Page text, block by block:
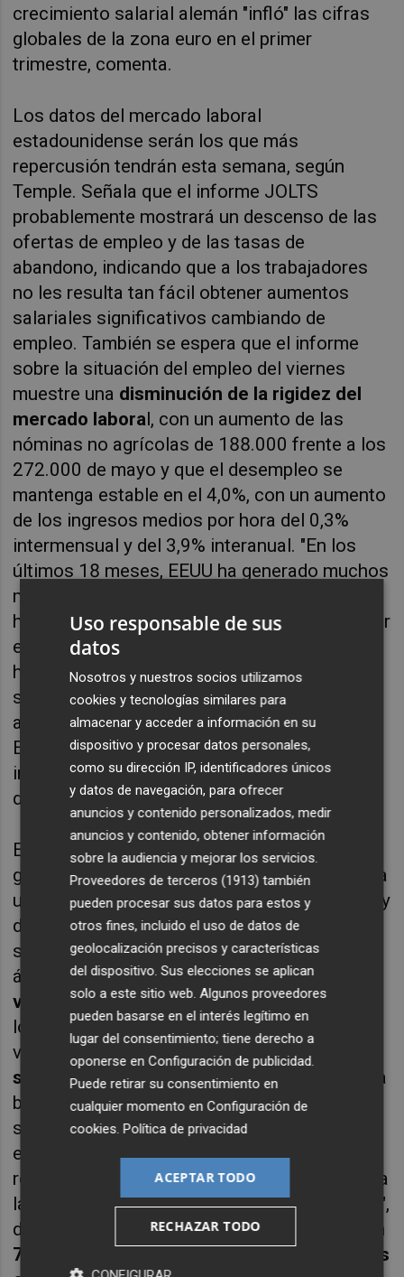
crecimiento salarial alemán "infló" las cifras
globales de la zona euro en el primer
trimestre, comenta.
Los datos del mercado laboral
estadounidense serán los que más
repercusión tendrán esta semana, según
Temple. Señala que el informe JOLTS
probablemente mostrará un descenso de las
ofertas de empleo y de las tasas de
abandono, indicando que a los trabajadores
no les resulta tan fácil obtener aumentos
salariales significativos cambiando de
empleo. También se espera que el informe
sobre la situación del empleo del viernes
muestre una disminución de la rigidez del
mercado laboral, con un aumento de las
nóminas no agrícolas de 188.000 frente a los
272.000 de mayo y que el desempleo se
mantenga estable en el 4,0%, con un aumento
de los ingresos medios por hora del 0,3%
intermensual y del 3,9% interanual. "En los
últimos 18 meses, EEUU ha generado muchos
más puestos de trabajo de los que
históricamente se han necesitado para igualar
el crecimiento de la población, sin que ello
haya supuesto una presión al alza
significativa sobre los salarios. Los niveles
anormalmente altos de inmigración en
Estados Unidos, incluidos los trabajadores
indocumentados, han sido la razón de esta
desconexión", explica.
En la segunda semana de julio, el foco se
girará hacia el IPC de EEUU, del que se espera
un repunte del general del 0,1% intermensual y
del 0,2% intermensual en el caso del
subyacente. Temple sostiene que las dos
áreas clave a vigilar son lainflación de la
vivienda, que se ha mantenido por encima de
los indicadores del mercado privado durante
varios trimestres, y los
precios de los
servicios sin vivienda, que sorprendieron a la
baja en mayo. "Si el IPC de junio cumple o se
sitúa por debajo de las expectativas, yo
esperaría un aumento de la probabilidad de
recortes de tipos implícita en el mercado para
las reuniones de julio y septiembre del FOMC",
dice. Los mercados atribuyen actualmente un
70% de posibilidades de una bajada de tipos
Uso responsable de sus
datos
Nosotros y nuestros socios utilizamos
cookies y tecnologías similares para
almacenar y acceder a información en su
dispositivo y procesar datos personales,
como su dirección IP, identificadores únicos
y datos de navegación, para ofrecer
anuncios y contenido personalizados, medir
anuncios y contenido, obtener información
sobre la audiencia y mejorar los servicios.
Proveedores de terceros (1913) también
pueden procesar sus datos para estos y
otros fines, incluido el uso de datos de
geolocalización precisos y características
del dispositivo. Sus elecciones se aplican
solo a este sitio web. Algunos proveedores
pueden basarse en el interés legítimo en
lugar del consentimiento; tiene derecho a
oponerse enConfiguración de publicidad
Puede retirar su consentimiento en
cualquier momento enConfiguración de
cookies .Política de privacidad
ACEPTAR TODO
RECHAZAR TODO